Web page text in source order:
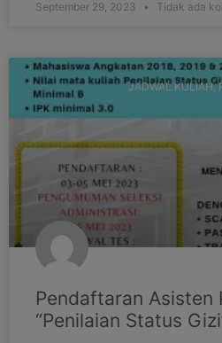
September 29, 2023 Tidak ada
JADWAL KULIAH,
Pendaftaran Asisten
“Penilaian Status